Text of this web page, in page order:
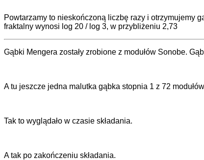
Powtarzamy to nieskończoną liczbę razy i otrzymujemy
fraktalny wynosi log 20 / log 3, w przybliżeniu 2,73
Gąbki Mengera zostały zrobione z modułów Sonobe.
A tu jeszcze jedna malutka gąbka stopnia 1 z 72 modułów
Tak to wyglądało w czasie składania.
A tak po zakończeniu składania.